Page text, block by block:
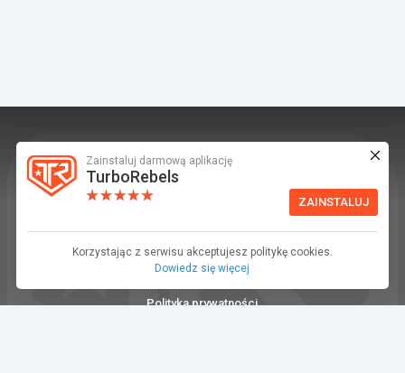
Zainstaluj darmową aplikację
TurboRebels
ZAINSTALUJ
Korzystając z serwisu akceptujesz politykę cookies.
Dowiedz się więcej
TurboRebels to platforma społecznościowa i
aplikacja mobilna dla fanów motoryzacji.
Regulamin
Polityka prywatności